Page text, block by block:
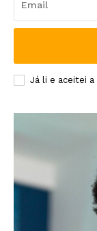
Já li e aceitei a